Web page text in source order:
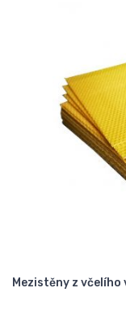
Mezistěny z včelího